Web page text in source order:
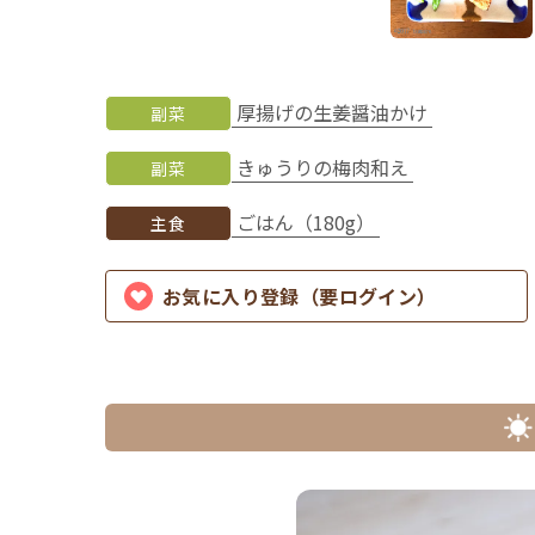
副菜 厚揚げの生姜醤油かけ
副菜 きゅうりの梅肉和え
主食 ごはん（180g）
お気に入り登録（要ログイン）